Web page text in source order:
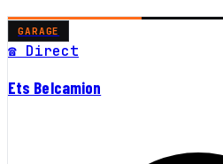
GARAGE
☎ Direct
Ets Belcamion